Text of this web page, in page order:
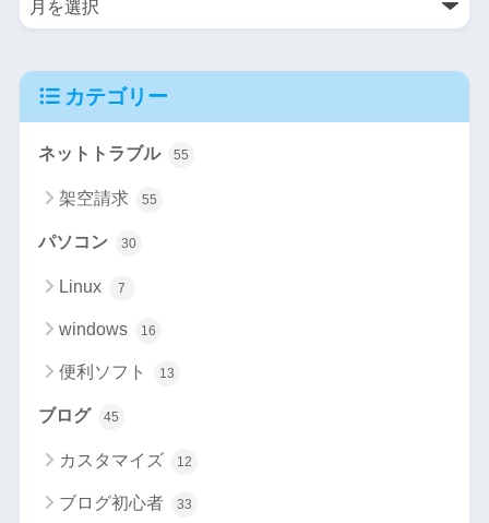
カテゴリー
ネットトラブル 55
架空請求 55
パソコン 30
Linux 7
windows 16
便利ソフト 13
ブログ 45
カスタマイズ 12
ブログ初心者 33